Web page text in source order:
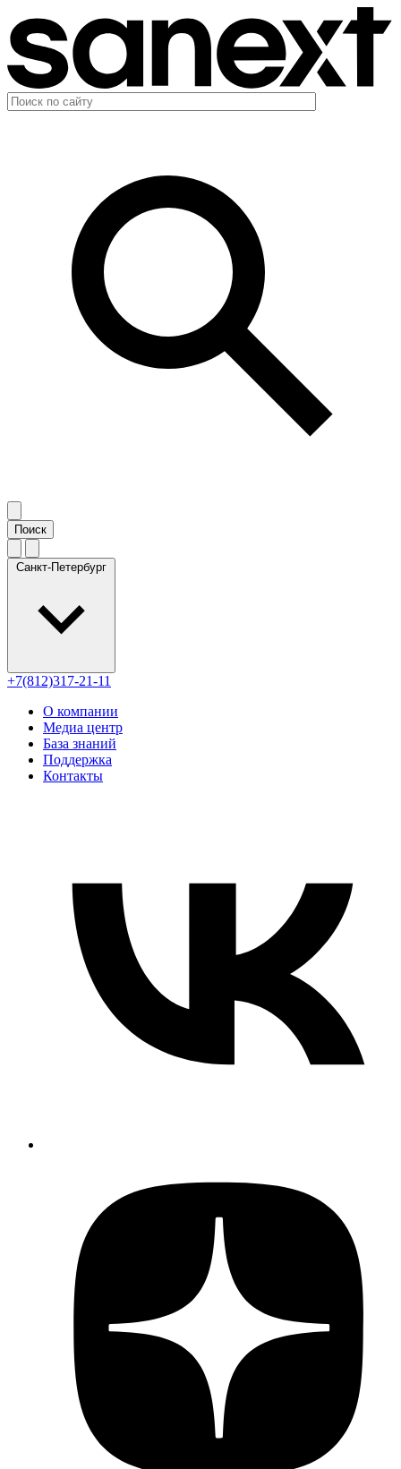
Санкт-Петербург
+7(812)317-21-11
О компании
Медиа центр
База знаний
Поддержка
Контакты